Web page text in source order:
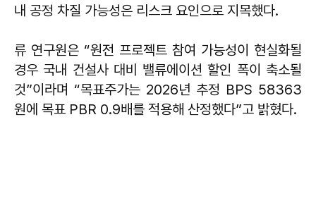
내 공정 차질 가능성은 리스크 요인으로 지목했다.
류 연구원은 “원전 프로젝트 참여 가능성이 현실화될
경우 국내 건설사 대비 밸류에이션 할인 폭이 축소될
것”이라며 “목표주가는 2026년 추정 BPS 58363
원에 목표 PBR 0.9배를 적용해 산정했다”고 밝혔다.